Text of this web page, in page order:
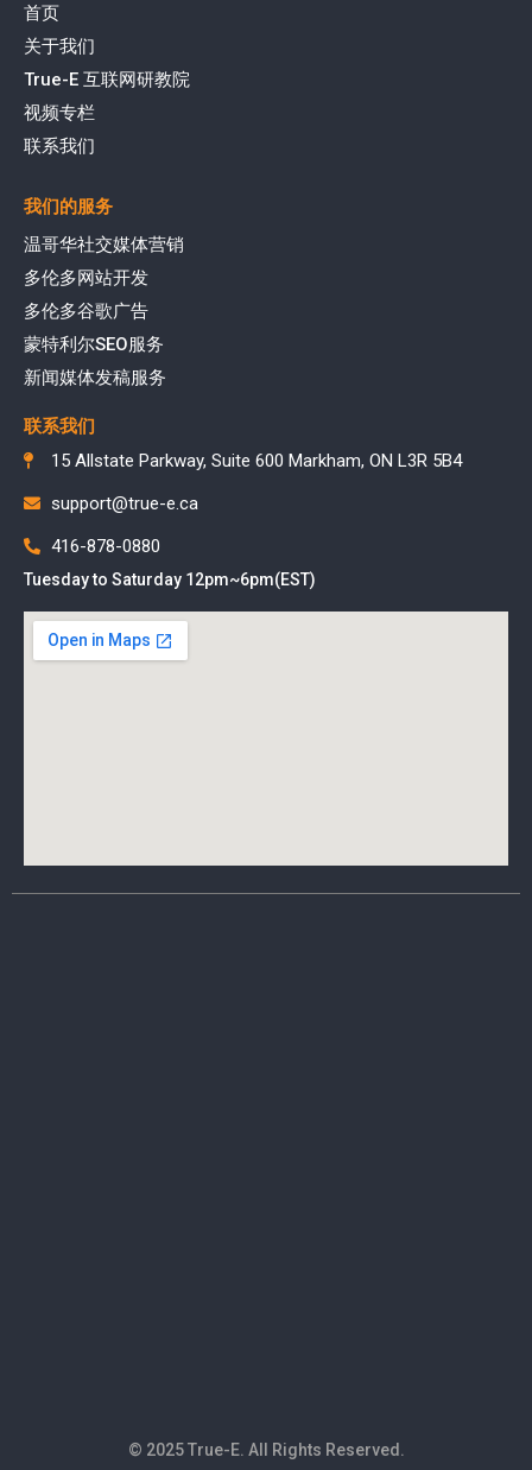
首页
关于我们
True-E 互联网研教院
视频专栏
联系我们
我们的服务
温哥华社交媒体营销
多伦多网站开发
多伦多谷歌广告
蒙特利尔SEO服务
新闻媒体发稿服务
联系我们
15 Allstate Parkway, Suite 600 Markham, ON L3R 5B4
support@true-e.ca
416-878-0880
Tuesday to Saturday 12pm~6pm(EST)
© 2025 True-E. All Rights Reserved.